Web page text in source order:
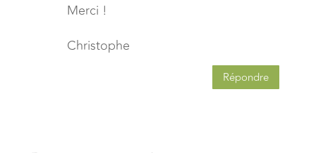
Merci !
Christophe
Répondre